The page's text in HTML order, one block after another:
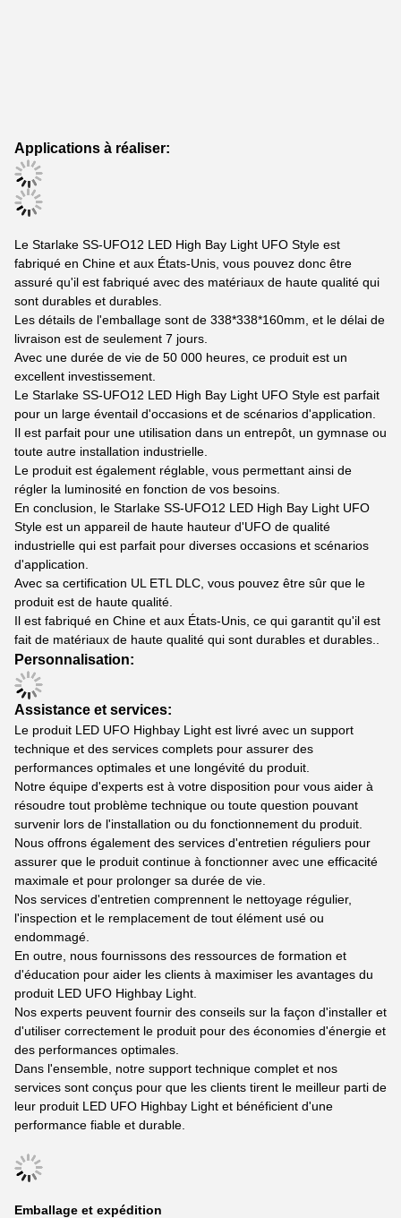
Applications à réaliser:
Le Starlake SS-UFO12 LED High Bay Light UFO Style est
fabriqué en Chine et aux États-Unis, vous pouvez donc être
assuré qu'il est fabriqué avec des matériaux de haute qualité qui
sont durables et durables.
Les détails de l'emballage sont de 338*338*160mm, et le délai de
livraison est de seulement 7 jours.
Avec une durée de vie de 50 000 heures, ce produit est un
excellent investissement.
Le Starlake SS-UFO12 LED High Bay Light UFO Style est parfait
pour un large éventail d'occasions et de scénarios d'application.
Il est parfait pour une utilisation dans un entrepôt, un gymnase ou
toute autre installation industrielle.
Le produit est également réglable, vous permettant ainsi de
régler la luminosité en fonction de vos besoins.
En conclusion, le Starlake SS-UFO12 LED High Bay Light UFO
Style est un appareil de haute hauteur d'UFO de qualité
industrielle qui est parfait pour diverses occasions et scénarios
d'application.
Avec sa certification UL ETL DLC, vous pouvez être sûr que le
produit est de haute qualité.
Il est fabriqué en Chine et aux États-Unis, ce qui garantit qu'il est
fait de matériaux de haute qualité qui sont durables et durables..
Personnalisation:
Assistance et services:
Le produit LED UFO Highbay Light est livré avec un support
technique et des services complets pour assurer des
performances optimales et une longévité du produit.
Notre équipe d'experts est à votre disposition pour vous aider à
résoudre tout problème technique ou toute question pouvant
survenir lors de l'installation ou du fonctionnement du produit.
Nous offrons également des services d'entretien réguliers pour
assurer que le produit continue à fonctionner avec une efficacité
maximale et pour prolonger sa durée de vie.
Nos services d'entretien comprennent le nettoyage régulier,
l'inspection et le remplacement de tout élément usé ou
endommagé.
En outre, nous fournissons des ressources de formation et
d'éducation pour aider les clients à maximiser les avantages du
produit LED UFO Highbay Light.
Nos experts peuvent fournir des conseils sur la façon d'installer et
d'utiliser correctement le produit pour des économies d'énergie et
des performances optimales.
Dans l'ensemble, notre support technique complet et nos
services sont conçus pour que les clients tirent le meilleur parti de
leur produit LED UFO Highbay Light et bénéficient d'une
performance fiable et durable.
Emballage et expédition